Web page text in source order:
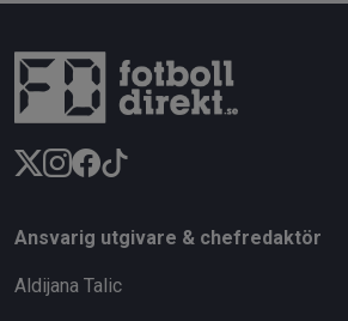
Ansvarig utgivare & chefredaktör
Aldijana Talic